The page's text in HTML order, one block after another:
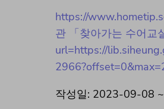
https://
관 「찾아가는 수어교
url=https://
작성일: 2023-09-08 ~